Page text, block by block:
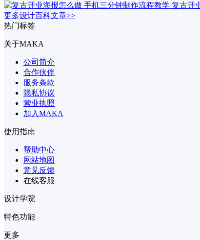
复古开
更多设计百科文章>>
热门标签
关于MAKA
公司简介
合作伙伴
服务条款
隐私协议
营业执照
加入MAKA
使用指南
帮助中心
网站地图
意见反馈
在线客服
设计学院
特色功能
更多